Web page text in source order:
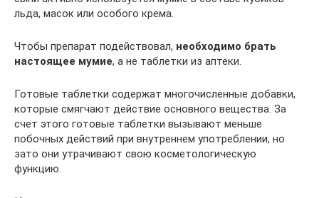
льда, масок или особого крема.
Чтобы препарат подействовал, необходимо брать
настоящее мумие, а не таблетки из аптеки.
Готовые таблетки содержат многочисленные добавки,
которые смягчают действие основного вещества. За
счет этого готовые таблетки вызывают меньше
побочных действий при внутреннем употреблении, но
зато они утрачивают свою косметологическую
функцию.